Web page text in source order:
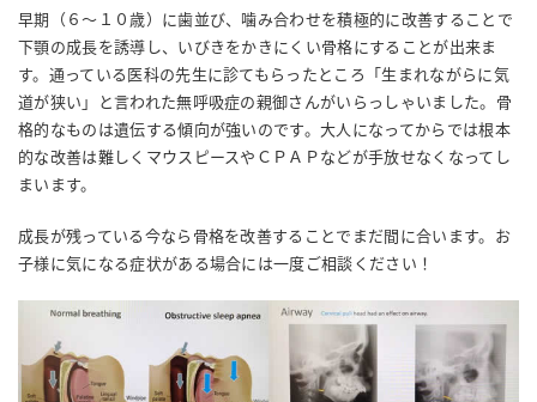
早期（６～１０歳）に歯並び、噛み合わせを積極的に改善することで
下顎の成長を誘導し、いびきをかきにくい骨格にすることが出来ま
す。通っている医科の先生に診てもらったところ「生まれながらに気
道が狭い」と言われた無呼吸症の親御さんがいらっしゃいました。骨
格的なものは遺伝する傾向が強いのです。大人になってからでは根本
的な改善は難しくマウスピースやＣＰＡＰなどが手放せなくなってし
まいます。
成長が残っている今なら骨格を改善することでまだ間に合います。お
子様に気になる症状がある場合には一度ご相談ください！